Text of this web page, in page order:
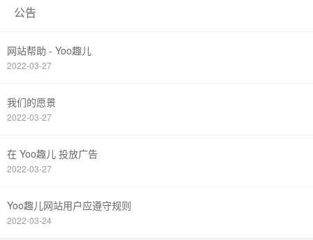
公告
网站帮助 - Yoo趣儿
2022-03-27
我们的愿景
2022-03-27
在 Yoo趣儿 投放广告
2022-03-27
Yoo趣儿网站用户应遵守规则
2022-03-24